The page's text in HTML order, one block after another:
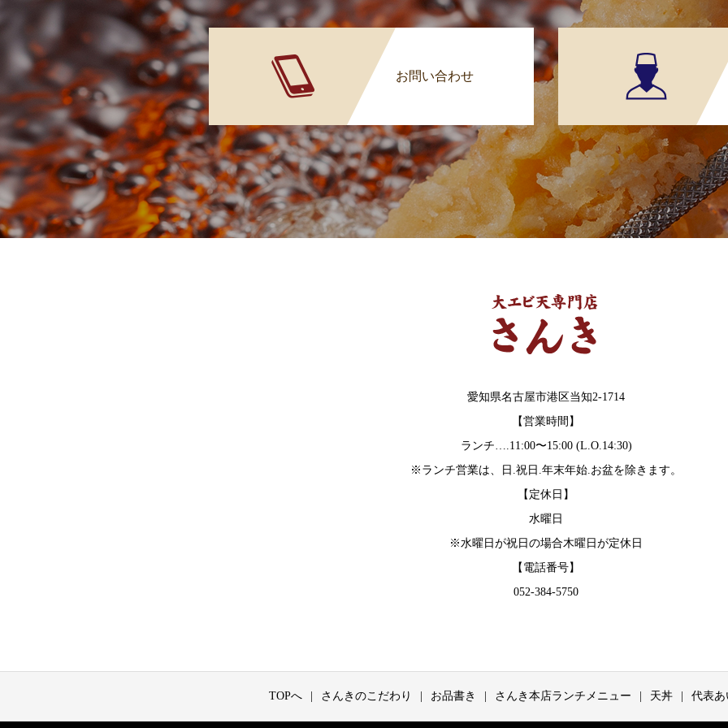
お問い合わせ
愛知県名古屋市港区当知2-1714
【営業時間】
ランチ….11:00〜15:00 (L.O.14:30)
※ランチ営業は、日.祝日.年末年始.お盆を除きます。
【定休日】
水曜日
※水曜日が祝日の場合木曜日が定休日
【電話番号】
052-384-5750
TOPへ さんきのこだわり お品書き さんき本店ランチメニュー 天丼 代表あ